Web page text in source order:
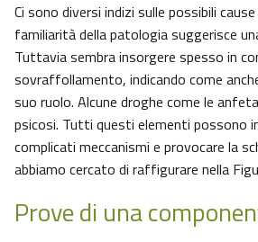
Ci sono diversi indizi sulle possibili
familiarità della patologia suggerisce
Tuttavia sembra insorgere spesso in
sovraffollamento, indicando come
suo ruolo. Alcune droghe come le
psicosi. Tutti questi elementi possono
complicati meccanismi e provocare la
abbiamo cercato di raffigurare nella
Prove di una